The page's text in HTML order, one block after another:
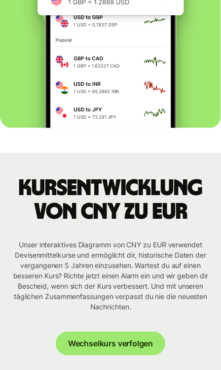
Kursentwicklung
von CNY zu EUR
Unser interaktives Diagramm von CNY zu EUR verwendet
Devisenmittelkurse und ermöglicht dir, historische Daten der
vergangenen 5 Jahren einzusehen. Wartest du auf einen
besseren Kurs? Richte jetzt einen Alarm ein und wir geben dir
Bescheid, wenn sich der Kurs verbessert. Und mit unseren
täglichen Zusammenfassungen verpasst du nie die neuesten
Nachrichten.
Wechselkurs verfolgen